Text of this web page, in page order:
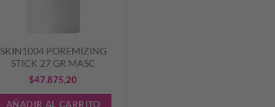
SKIN1004 POREMIZING
STICK 27 GR MASC
$47.875,20
AÑADIR AL CARRITO